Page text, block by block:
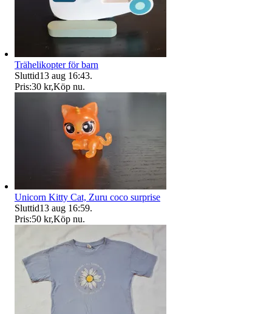
Trähelikopter för barn
Sluttid13 aug 16:43.
Pris:30 kr,Köp nu.
Unicorn Kitty Cat, Zuru coco surprise
Sluttid13 aug 16:59.
Pris:50 kr,Köp nu.